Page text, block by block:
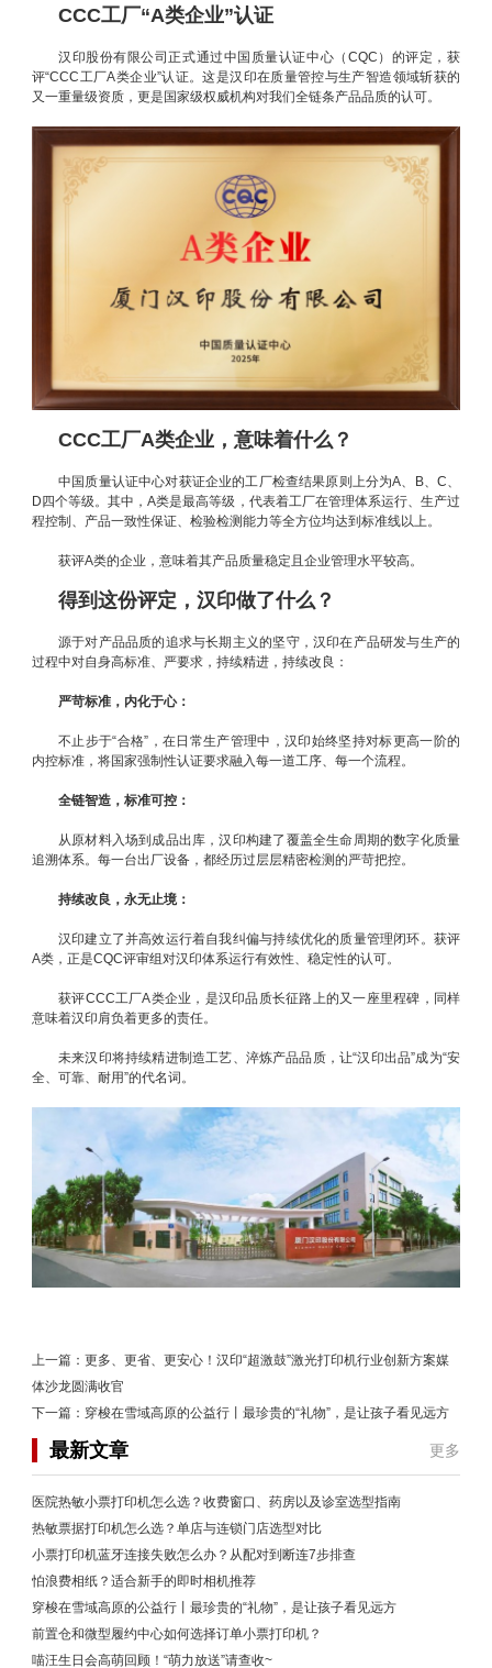
CCC工厂“A类企业”认证
汉印股份有限公司正式通过中国质量认证中心（CQC）的评定，获
评“CCC工厂A类企业”认证。这是汉印在质量管控与生产智造领域斩获的
又一重量级资质，更是国家级权威机构对我们全链条产品品质的认可。
CCC工厂A类企业，意味着什么？
中国质量认证中心对获证企业的工厂检查结果原则上分为A、B、C、
D四个等级。其中，A类是最高等级，代表着工厂在管理体系运行、生产过
程控制、产品一致性保证、检验检测能力等全方位均达到标准线以上。
获评A类的企业，意味着其产品质量稳定且企业管理水平较高。
得到这份评定，汉印做了什么？
源于对产品品质的追求与长期主义的坚守，汉印在产品研发与生产的
过程中对自身高标准、严要求，持续精进，持续改良：
严苛标准，内化于心：
不止步于“合格”，在日常生产管理中，汉印始终坚持对标更高一阶的
内控标准，将国家强制性认证要求融入每一道工序、每一个流程。
全链智造，标准可控：
从原材料入场到成品出库，汉印构建了覆盖全生命周期的数字化质量
追溯体系。每一台出厂设备，都经历过层层精密检测的严苛把控。
持续改良，永无止境：
汉印建立了并高效运行着自我纠偏与持续优化的质量管理闭环。获评
A类，正是CQC评审组对汉印体系运行有效性、稳定性的认可。
获评CCC工厂A类企业，是汉印品质长征路上的又一座里程碑，同样
意味着汉印肩负着更多的责任。
未来汉印将持续精进制造工艺、淬炼产品品质，让“汉印出品”成为“安
全、可靠、耐用”的代名词。
上一篇： 更多、更省、更安心！汉印“超激鼓”激光打印机行业创新方案媒
体沙龙圆满收官
下一篇： 穿梭在雪域高原的公益行丨最珍贵的“礼物”，是让孩子看见远方
最新文章 更多
医院热敏小票打印机怎么选？收费窗口、药房以及诊室选型指南
热敏票据打印机怎么选？单店与连锁门店选型对比
小票打印机蓝牙连接失败怎么办？从配对到断连7步排查
怕浪费相纸？适合新手的即时相机推荐
穿梭在雪域高原的公益行丨最珍贵的“礼物”，是让孩子看见远方
前置仓和微型履约中心如何选择订单小票打印机？
喵汪生日会高萌回顾！“萌力放送”请查收~